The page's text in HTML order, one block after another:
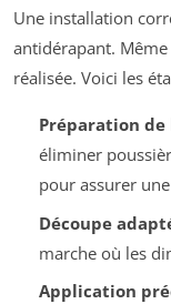
Une installation
antidérapant.
réalisée. Voici les
Préparation de
éliminer
pour assurer
Découpe
marche où les
Application